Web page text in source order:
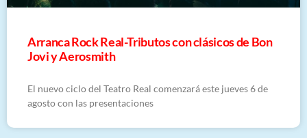
Arranca Rock Real-Tributos con clásicos de Bon
Jovi y Aerosmith
El nuevo ciclo del Teatro Real comenzará este jueves 6 de
agosto con las presentaciones